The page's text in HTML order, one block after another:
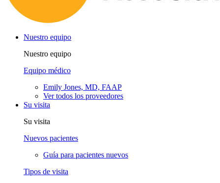
Nuestro equipo
Nuestro equipo
Equipo médico
Emily Jones, MD, FAAP
Ver todos los proveedores
Su visita
Su visita
Nuevos pacientes
Guía para pacientes nuevos
Tipos de visita